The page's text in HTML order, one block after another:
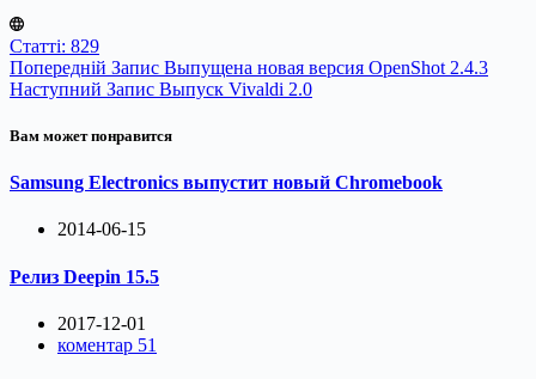
Статті: 829
Попередній Запис Выпущена новая версия OpenShot 2.4.3
Наступний Запис Выпуск Vivaldi 2.0
Вам может понравится
Samsung Electronics выпустит новый Chromebook
2014-06-15
Релиз Deepin 15.5
2017-12-01
коментар 51